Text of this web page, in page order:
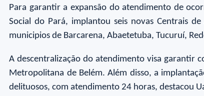
Para garantir a expansão do atendimento de
Social do Pará, implantou seis novas Centrais
municipios de Barcarena, Abaetetuba, Tucuruí,
A descentralização do atendimento visa garantir
Metropolitana de Belém. Além disso, a
delituosos, com atendimento 24 horas, destacou